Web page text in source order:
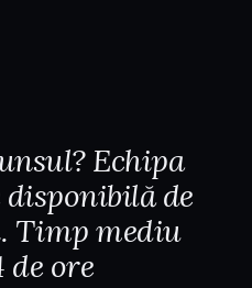
Echipa
disponibilă de
Timp mediu
de ore